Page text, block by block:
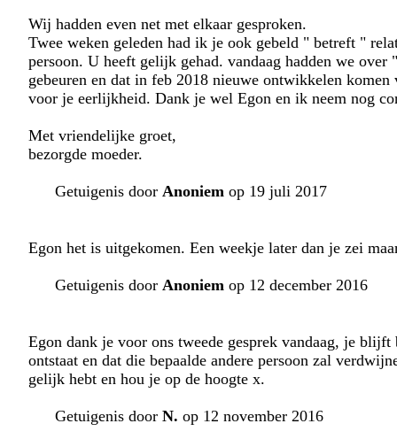
Wij hadden even net met elkaar gesproken.
Twee weken geleden had ik je ook gebeld " betreft "
persoon. U heeft gelijk gehad. vandaag hadden we
gebeuren en dat in feb 2018 nieuwe ontwikkelen
voor je eerlijkheid. Dank je wel Egon en ik neem nog
Met vriendelijke groet,
bezorgde moeder.
Getuigenis door Anoniem op 19 juli 2017
Egon het is uitgekomen. Een weekje later dan je zei
Getuigenis door Anoniem op 12 december 2016
Egon dank je voor ons tweede gesprek vandaag, je
ontstaat en dat die bepaalde andere persoon zal
gelijk hebt en hou je op de hoogte x.
Getuigenis door N. op 12 november 2016